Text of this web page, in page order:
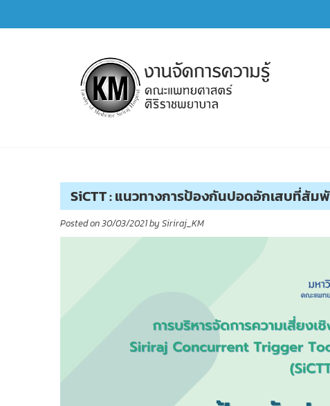
to
SiCTT : แนวทางการป้องกันปอดอักเสบที่สัม
Posted on30/03/2021by Siriraj_KM